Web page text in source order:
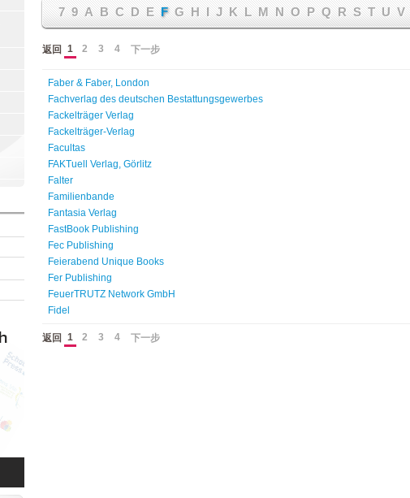
7 9 A B C D E F G H I J K L M N O P Q R S T U V
返回 1 2 3 4 下一步
Faber & Faber, London
Fachverlag des deutschen Bestattungsgewerbes
Fackelträger Verlag
Fackelträger-Verlag
Facultas
FAKTuell Verlag, Görlitz
Falter
Familienbande
Fantasia Verlag
FastBook Publishing
Fec Publishing
Feierabend Unique Books
Fer Publishing
FeuerTRUTZ Network GmbH
Fidel
返回 1 2 3 4 下一步